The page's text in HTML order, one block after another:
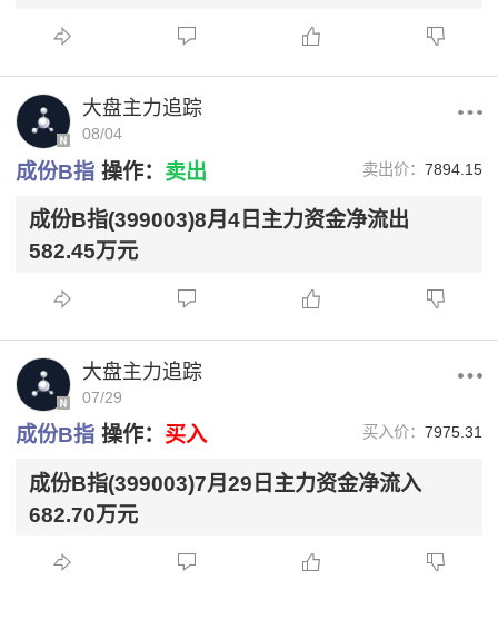
大盘主力追踪
08/04
成份B指 操作： 卖出 卖出价： 7894.15
成份B指(399003)8月4日主力资金净流出
582.45万元
大盘主力追踪
07/29
成份B指 操作： 买入 买入价： 7975.31
成份B指(399003)7月29日主力资金净流入
682.70万元